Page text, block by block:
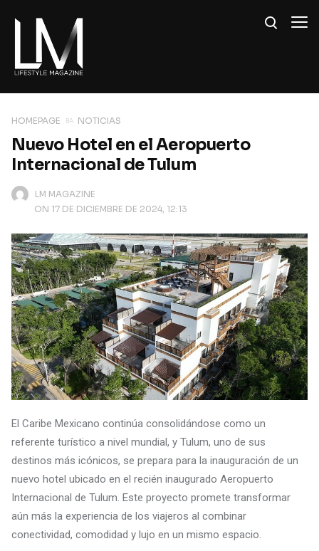
HOMEPAGE NOTICIAS
LM MAGAZINE
ON 17 DE DICIEMBRE DE 2024, 12:13
Nuevo Hotel en el Aeropuerto
Internacional de Tulum
El Caribe Mexicano continúa consolidándose como un
referente turístico a nivel mundial, y Tulum, uno de sus
destinos más icónicos, se prepara para la inauguración de un
nuevo hotel ubicado en el recién inaugurado Aeropuerto
Internacional de Tulum. Este proyecto promete transformar
aún más la experiencia de los viajeros al combinar
conectividad, comodidad y lujo en un mismo espacio.